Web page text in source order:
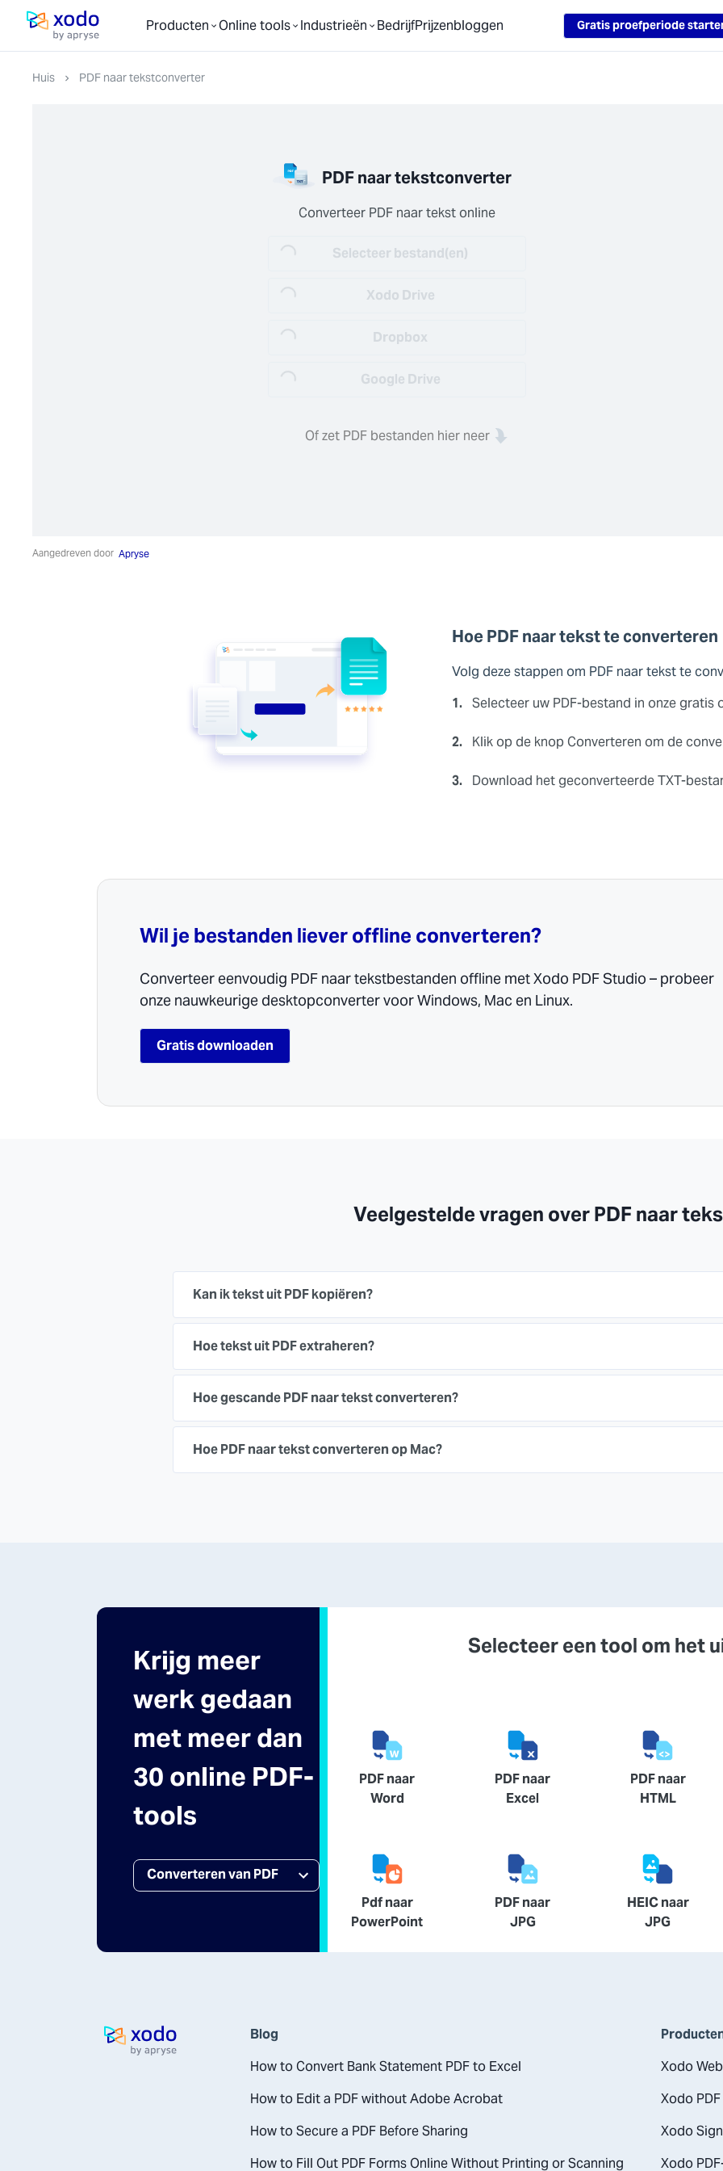
Loading...
Startpagina Producten Online tools Industrieën BedrijfPrijzenbloggen Gratis proefperiode
Huis PDF naar tekstconverter
PDF naar tekstconverter
Converteer PDF naar tekst online
Loading... Selecteer bestand(en)
Loading... Xodo Drive
Loading... Dropbox
Google Drive
Of zet PDF bestanden hier neer
Aangedreven door Apryse
Hoe PDF naar tekst te converteren
Volg deze stappen om PDF naar tekst te
1. Selecteer uw PDF-bestand in onze gratis
2. Klik op de knop Converteren om de
3. Download het geconverteerde TXT-
Wil je bestanden liever offline converteren?
Converteer eenvoudig PDF naar tekstbestanden offline met Xodo PDF Studio – probeer
onze nauwkeurige desktopconverter voor Windows, Mac en Linux.
Gratis downloaden
Veelgestelde vragen over PDF naar
Kan ik tekst uit PDF kopiëren?
Hoe tekst uit PDF extraheren?
Hoe gescande PDF naar tekst converteren?
Hoe PDF naar tekst converteren op Mac?
Krijg meer
werk gedaan
met meer dan
30 online PDF-
tools
Selecteer een tool om het
PDF naar
Word
PDF naar
Excel
PDF naar
HTML
Pdf naar
PowerPoint
PDF naar
JPG
HEIC naar
JPG
Startpagina
Blog
How to Convert Bank Statement PDF to Excel
How to Edit a PDF without Adobe Acrobat
How to Secure a PDF Before Sharing
How to Fill Out PDF Forms Online Without Printing or Scanning
Xodo Web
Xodo
Xodo Sign
Xodo